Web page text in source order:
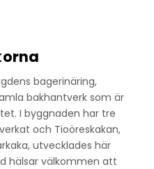
bagerinäring,
bakhantverk som är
I byggnaden har tre
och Tioöreskakan,
utvecklades här
hälsar välkommen att